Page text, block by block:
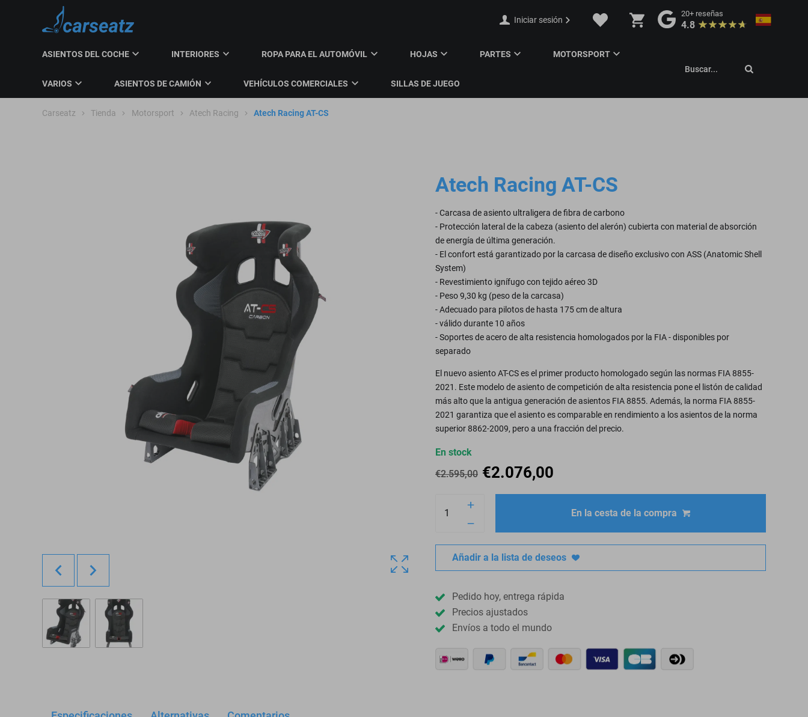
Iniciar sesión
20+reseñas
4.8
ASIENTOS DEL COCHE INTERIORES ROPA PARA EL AUTOMÓVIL HOJAS PARTES MOTORSPORT
VARIOS ASIENTOS DE CAMIÓN VEHÍCULOS COMERCIALES SILLAS DE JUEGO
Buscar...
Carseatz Tienda Motorsport Atech Racing Atech Racing AT-CS
Atech Racing AT-CS
- Carcasa de asiento ultraligera de fibra de carbono
- Protección lateral de la cabeza (asiento del alerón) cubierta con material de absorción
de energía de última generación.
- El confort está garantizado por la carcasa de diseño exclusivo con ASS (Anatomic Shell
System)
- Revestimiento ignífugo con tejido aéreo 3D
- Peso 9,30 kg (peso de la carcasa)
- Adecuado para pilotos de hasta 175 cm de altura
- válido durante 10 años
- Soportes de acero de alta resistencia homologados por la FIA - disponibles por
separado
El nuevo asiento AT-CS es el primer producto homologado según las normas FIA 8855-
2021. Este modelo de asiento de competición de alta resistencia pone el listón de calidad
más alto que la antigua generación de asientos FIA 8855. Además, la norma FIA 8855-
2021 garantiza que el asiento es comparable en rendimiento a los asientos de la norma
superior 8862-2009, pero a una fracción del precio.
En stock
€2.595,00 €2.076,00
En la cesta de la compra
Añadir a la lista de deseos
Pedido hoy, entrega rápida
Precios ajustados
Envíos a todo el mundo